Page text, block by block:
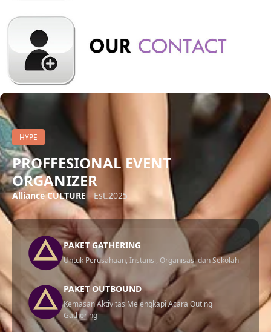
HYPE
PROFFESIONAL EVENT
ORGANIZER
Alliance CULTURE- Est.2025
PAKET GATHERING
Untuk Perusahaan, Instansi, Organisasi dan Sekolah
PAKET OUTBOUND
Kemasan Aktivitas Melengkapi Acara Outing
Gathering